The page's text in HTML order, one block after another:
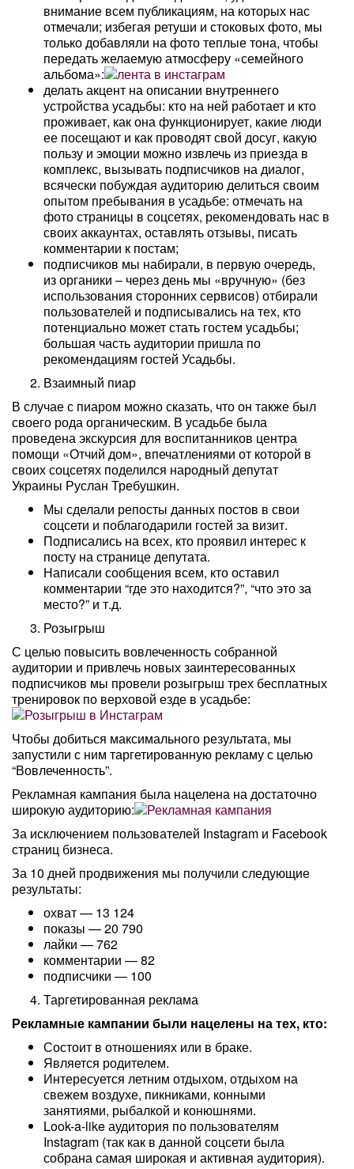
внимание всем публикациям, на которых нас
отмечали; избегая ретуши и стоковых фото, мы
только добавляли на фото теплые тона, чтобы
передать желаемую атмосферу «семейного
альбома»:
делать акцент на описании внутреннего
устройства усадьбы: кто на ней работает и кто
проживает, как она функционирует, какие люди
ее посещают и как проводят свой досуг, какую
пользу и эмоции можно извлечь из приезда в
комплекс, вызывать подписчиков на диалог,
всячески побуждая аудиторию делиться своим
опытом пребывания в усадьбе: отмечать на
фото страницы в соцсетях, рекомендовать нас в
своих аккаунтах, оставлять отзывы, писать
комментарии к постам;
подписчиков мы набирали, в первую очередь,
из органики – через день мы «вручную» (без
использования сторонних сервисов) отбирали
пользователей и подписывались на тех, кто
потенциально может стать гостем усадьбы;
большая часть аудитории пришла по
рекомендациям гостей Усадьбы.
Взаимный пиар
В случае с пиаром можно сказать, что он также был
своего рода органическим. В усадьбе была
проведена экскурсия для воспитанников центра
помощи «Отчий дом», впечатлениями от которой в
своих соцсетях поделился народный депутат
Украины Руслан Требушкин.
Мы сделали репосты данных постов в свои
соцсети и поблагодарили гостей за визит.
Подписались на всех, кто проявил интерес к
посту на странице депутата.
Написали сообщения всем, кто оставил
комментарии “где это находится?”, “что это за
место?” и т.д.
Розыгрыш
С целью повысить вовлеченность собранной
аудитории и привлечь новых заинтересованных
подписчиков мы провели розыгрыш трех бесплатных
тренировок по верховой езде в усадьбе:
Чтобы добиться максимального результата, мы
запустили с ним таргетированную рекламу с целью
“Вовлеченность”.
Рекламная кампания была нацелена на достаточно
широкую аудиторию:
За исключением пользователей Instagram и Facebook
страниц бизнеса.
За 10 дней продвижения мы получили следующие
результаты:
охват — 13 124
показы — 20 790
лайки — 762
комментарии — 82
подписчики — 100
Таргетированная реклама
Рекламные кампании были нацелены на тех, кто:
Состоит в отношениях или в браке.
Является родителем.
Интересуется летним отдыхом, отдыхом на
свежем воздухе, пикниками, конными
занятиями, рыбалкой и конюшнями.
Look-a-like аудитория по пользователям
Instagram (так как в данной соцсети была
собрана самая широкая и активная аудитория).